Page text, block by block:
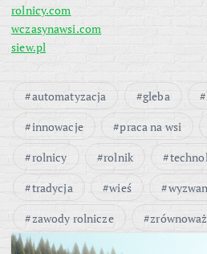
rolnicy.com
wczasynawsi.com
siew.pl
automatyzacja gleba
innowacje
praca na wsi
rolnicy
rolnik
tradycja
wieś
zawody rolnicze